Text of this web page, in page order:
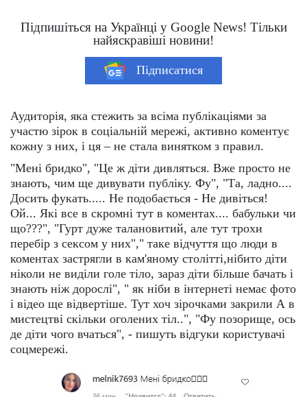
Підпишіться на Українці у Google News! Тільки
найяскравіші новини!
Підписатися
Аудиторія, яка стежить за всіма публікаціями за
участю зірок в соціальній мережі, активно коментує
кожну з них, і ця – не стала винятком з правил.
"Мені бридко", "Це ж діти дивляться. Вже просто не
знають, чим ще дивувати публіку. Фу", "Та, ладно....
Досить фукать..... Не подобається - Не дивіться!
Ой... Які все в скромні тут в коментах.... бабульки чи
що???", "Гурт дуже талановитий, але тут трохи
перебір з сексом у них"," таке відчуття що люди в
коментах застрягли в кам'яному столітті,нібито діти
ніколи не виділи голе тіло, зараз діти більше бачать і
знають ніж дорослі", " як ніби в інтернеті немає фото
і відео ще відвертіше. Тут хоч зірочками закрили А в
мистецтві скільки оголених тіл..", "Фу позорище, ось
де діти чого вчаться", - пишуть відгуки користувачі
соцмережі.